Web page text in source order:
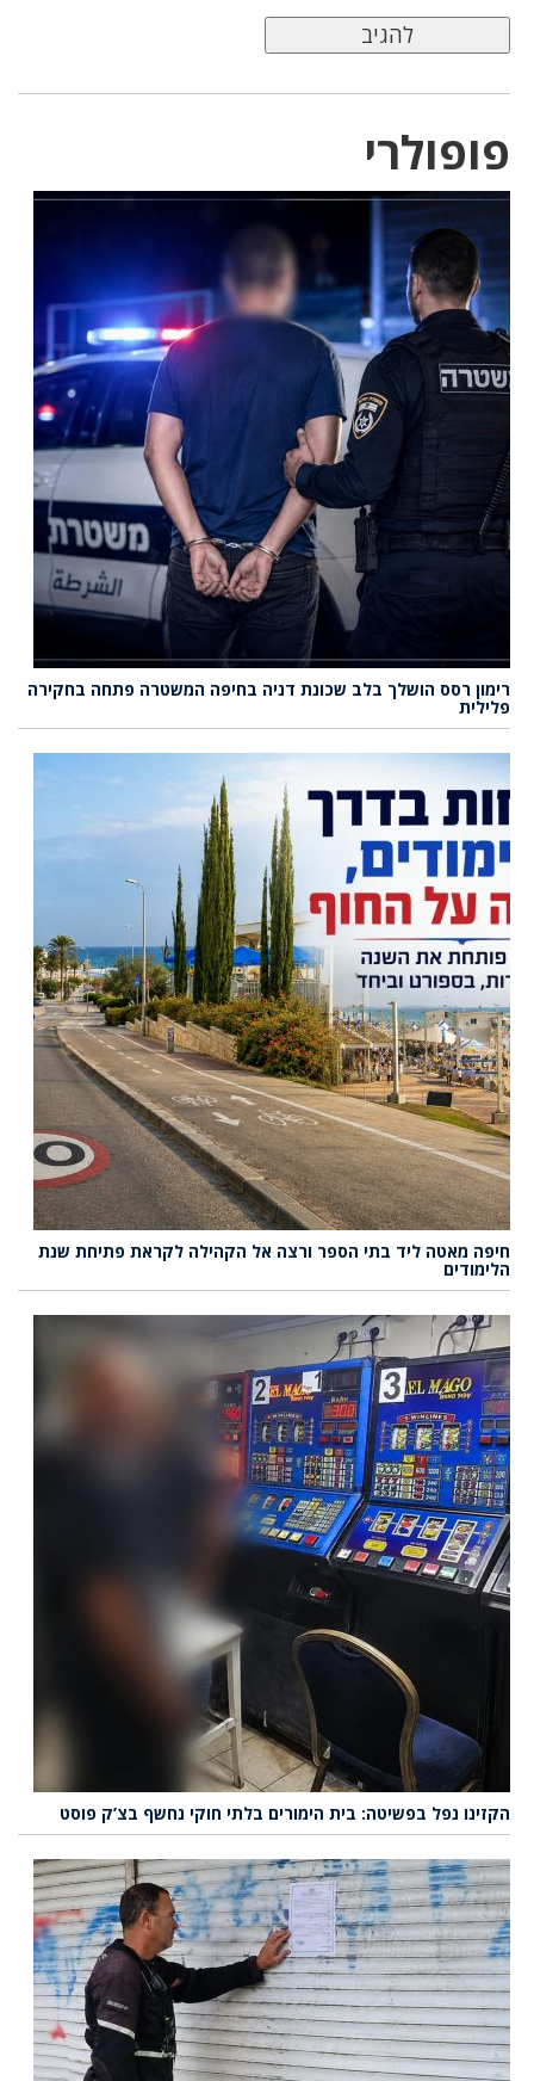
פופולרי
רימון רסס הושלך בלב שכונת דניה בחיפה המשטרה פתחה בחקירה
פלילית
חיפה מאטה ליד בתי הספר ורצה אל הקהילה לקראת פתיחת שנת
הלימודים
הקזינו נפל בפשיטה: בית הימורים בלתי חוקי נחשף בצ’ק פוסט